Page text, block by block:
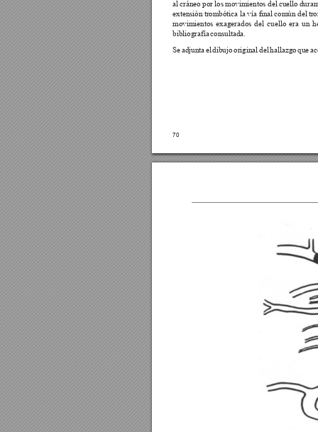
al cráneo por los movimientos del cuello
extensión trombótica la vía ﬁnal común del
movimientos exagerados del cuello era un
bibliografía consultada.
Se adjunta el dibujo original del hallazgo que
70